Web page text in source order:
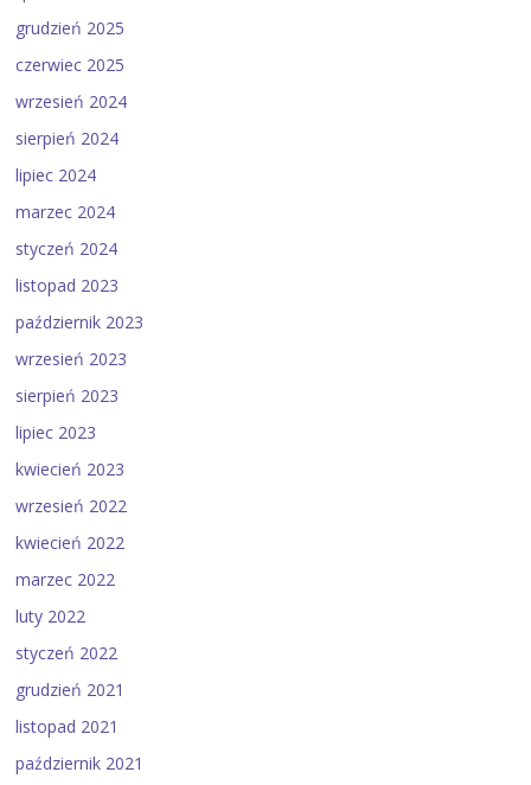
grudzień 2025
czerwiec 2025
wrzesień 2024
sierpień 2024
lipiec 2024
marzec 2024
styczeń 2024
listopad 2023
październik 2023
wrzesień 2023
sierpień 2023
lipiec 2023
kwiecień 2023
wrzesień 2022
kwiecień 2022
marzec 2022
luty 2022
styczeń 2022
grudzień 2021
listopad 2021
październik 2021